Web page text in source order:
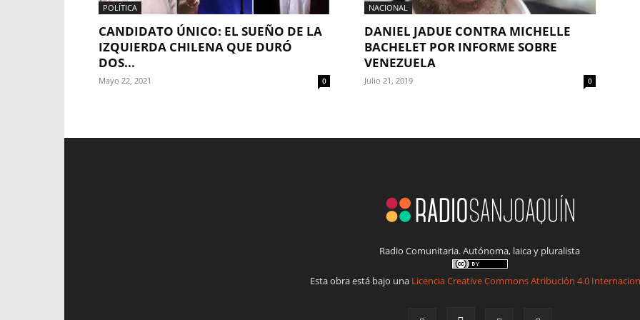
POLÍTICA
CANDIDATO ÚNICO: EL SUEÑO DE LA
IZQUIERDA CHILENA QUE DURÓ
DOS...
Mayo 22, 2021 0
NACIONAL
DANIEL JADUE CONTRA MICHELLE
BACHELET POR INFORME SOBRE
VENEZUELA
Julio 21, 2019 0
Radio Comunitaria. Autónoma, laica y pluralista
Esta obra está bajo una Licencia Creative Commons Atribución 4.0